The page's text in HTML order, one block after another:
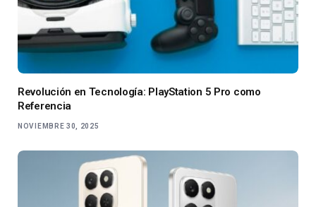
Revolución en Tecnología: PlayStation 5 Pro como
Referencia
NOVIEMBRE 30, 2025